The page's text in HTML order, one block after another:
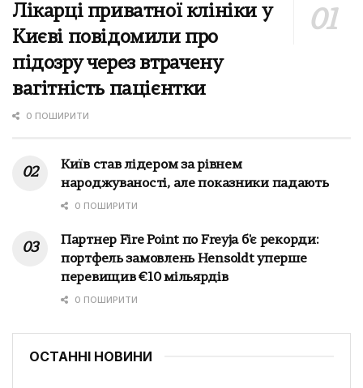
Лікарці приватної клініки у
Києві повідомили про
підозру через втрачену
вагітність пацієнтки
0 ПОШИРИТИ
Київ став лідером за рівнем
народжуваності, але показники падають
0 ПОШИРИТИ
Партнер Fire Point по Freyja б'є рекорди:
портфель замовлень Hensoldt уперше
перевищив €10 мільярдів
0 ПОШИРИТИ
ОСТАННІ НОВИНИ